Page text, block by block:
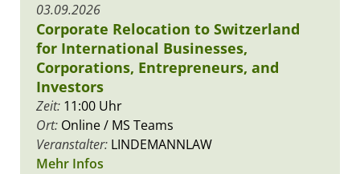
03.09.2026
Corporate Relocation to Switzerland
for International Businesses,
Corporations, Entrepreneurs, and
Investors
Zeit: 11:00 Uhr
Ort: Online / MS Teams
Veranstalter: LINDEMANNLAW
Mehr Infos